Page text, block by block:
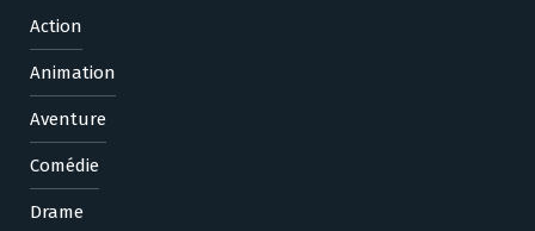
Action
Animation
Aventure
Comédie
Drame